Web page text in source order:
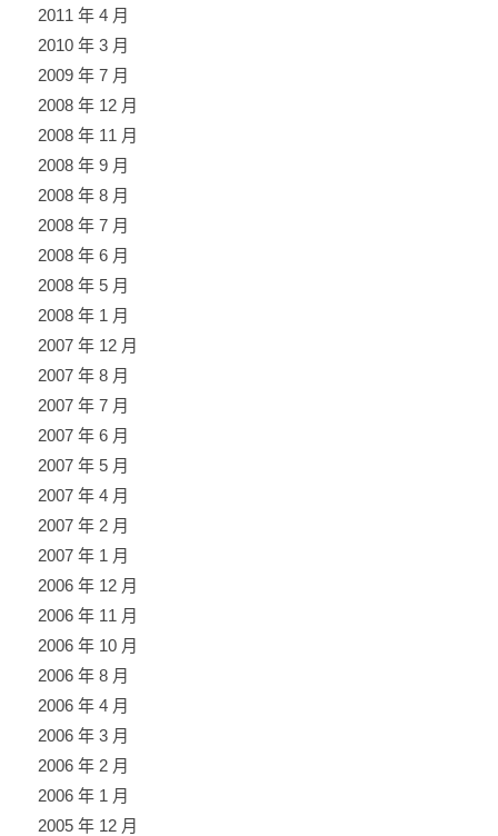
2011 年 4 月
2010 年 3 月
2009 年 7 月
2008 年 12 月
2008 年 11 月
2008 年 9 月
2008 年 8 月
2008 年 7 月
2008 年 6 月
2008 年 5 月
2008 年 1 月
2007 年 12 月
2007 年 8 月
2007 年 7 月
2007 年 6 月
2007 年 5 月
2007 年 4 月
2007 年 2 月
2007 年 1 月
2006 年 12 月
2006 年 11 月
2006 年 10 月
2006 年 8 月
2006 年 4 月
2006 年 3 月
2006 年 2 月
2006 年 1 月
2005 年 12 月